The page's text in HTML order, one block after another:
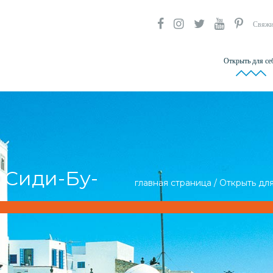
Открыть для
главная страница / Открыть
Сиди-Бу-